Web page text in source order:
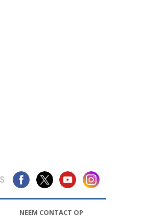
NEEM CONTACT OP